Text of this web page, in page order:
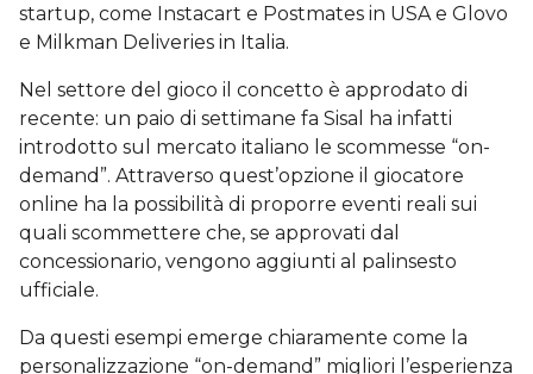
startup, come Instacart e Postmates in USA e Glovo
e Milkman Deliveries in Italia.
Nel settore del gioco il concetto è approdato di
recente: un paio di settimane fa Sisal ha infatti
introdotto sul mercato italiano le scommesse “on-
demand”. Attraverso quest’opzione il giocatore
online ha la possibilità di proporre eventi reali sui
quali scommettere che, se approvati dal
concessionario, vengono aggiunti al palinsesto
ufficiale.
Da questi esempi emerge chiaramente come la
personalizzazione “on-demand” migliori l’esperienza